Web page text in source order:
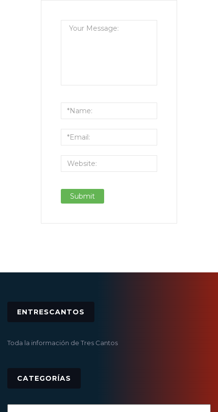
ENTRESCANTOS
Toda la información de Tres Cantos
CATEGORÍAS